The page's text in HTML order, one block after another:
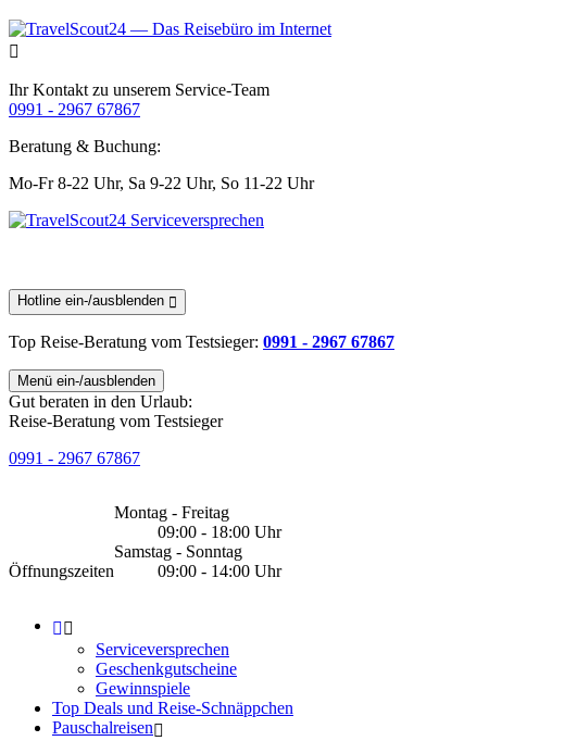
Ihr Kontakt zu unserem Service-Team
0991 - 2967 67867
Beratung & Buchung:
Mo-Fr 8-22 Uhr, Sa 9-22 Uhr, So 11-22 Uhr
Hotline ein-/ausblenden
Top Reise-Beratung vom Testsieger: 0991 - 2967 67867
Menü ein-/ausblenden
Gut beraten in den Urlaub:
Reise-Beratung vom Testsieger
0991 - 2967 67867
Öffnungszeiten
Montag - Freitag
09:00 - 18:00 Uhr
Samstag - Sonntag
09:00 - 14:00 Uhr
Serviceversprechen
Geschenkgutscheine
Gewinnspiele
Top Deals und Reise-Schnäppchen
Pauschalreisen